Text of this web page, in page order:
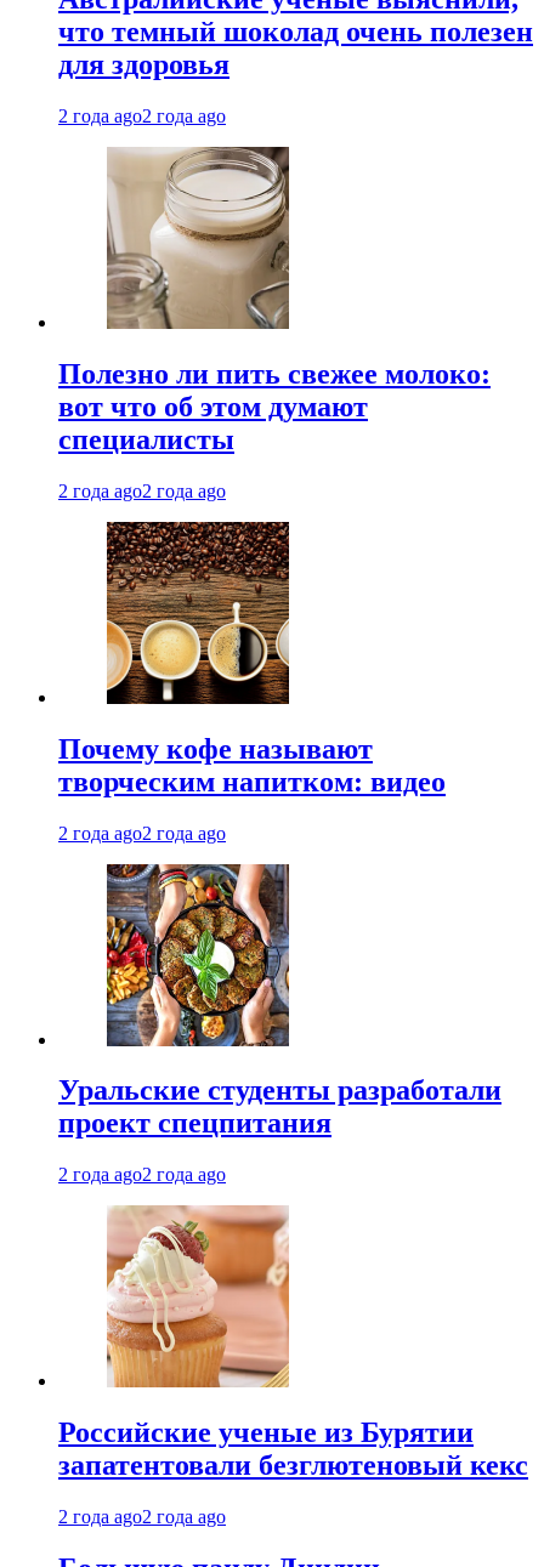
что темный шоколад очень полезен
для здоровья
2 года ago2 года ago
Полезно ли пить свежее молоко:
вот что об этом думают
специалисты
2 года ago2 года ago
Почему кофе называют
творческим напитком: видео
2 года ago2 года ago
Уральские студенты разработали
проект спецпитания
2 года ago2 года ago
Российские ученые из Бурятии
запатентовали безглютеновый кекс
2 года ago2 года ago